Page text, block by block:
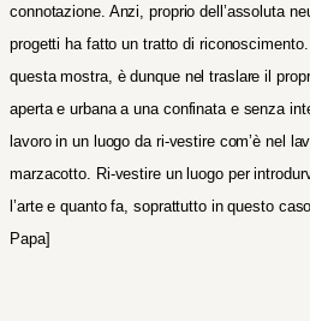
connotazione. Anzi, proprio dell’assoluta
progetti ha fatto un tratto di
questa mostra, è dunque nel traslare il
aperta e urbana a una confinata e senza
lavoro in un luogo da ri-vestire com’è nel
marzacotto. Ri-vestire un luogo per
l’arte e quanto fa, soprattutto in questo
Papa]